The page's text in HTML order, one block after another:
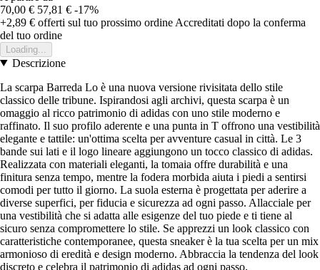
70,00 € 57,81 € -17%
+2,89 € offerti sul tuo prossimo ordine Accreditati dopo la conferma
del tuo ordine
Loading...
Descrizione
La scarpa Barreda Lo è una nuova versione rivisitata dello stile
classico delle tribune. Ispirandosi agli archivi, questa scarpa è un
omaggio al ricco patrimonio di adidas con uno stile moderno e
raffinato. Il suo profilo aderente e una punta in T offrono una vestibilità
elegante e tattile: un'ottima scelta per avventure casual in città. Le 3
bande sui lati e il logo lineare aggiungono un tocco classico di adidas.
Realizzata con materiali eleganti, la tomaia offre durabilità e una
finitura senza tempo, mentre la fodera morbida aiuta i piedi a sentirsi
comodi per tutto il giorno. La suola esterna è progettata per aderire a
diverse superfici, per fiducia e sicurezza ad ogni passo. Allacciale per
una vestibilità che si adatta alle esigenze del tuo piede e ti tiene al
sicuro senza compromettere lo stile. Se apprezzi un look classico con
caratteristiche contemporanee, questa sneaker è la tua scelta per un mix
armonioso di eredità e design moderno. Abbraccia la tendenza del look
discreto e celebra il patrimonio di adidas ad ogni passo.